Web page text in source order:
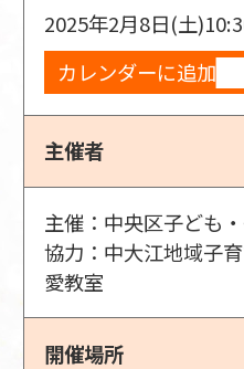
2025年2月8日(土)
カレンダーに追加
主催者
主催：中央区子ども
協力：中大江地域子
愛教室
開催場所